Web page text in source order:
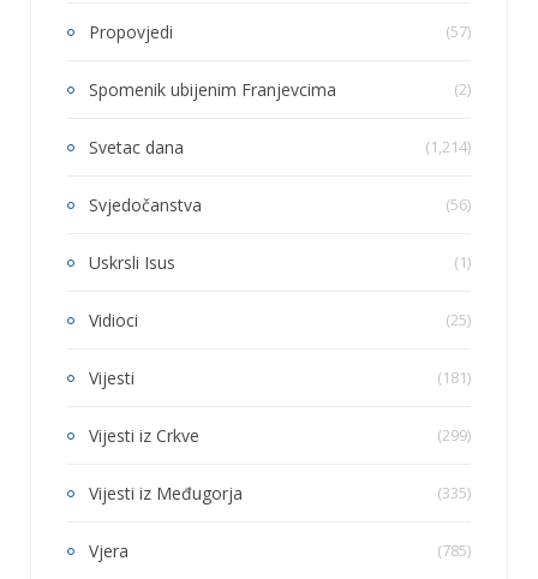
Propovjedi (57)
Spomenik ubijenim Franjevcima (2)
Svetac dana (1,214)
Svjedočanstva (56)
Uskrsli Isus (1)
Vidioci (25)
Vijesti (181)
Vijesti iz Crkve (299)
Vijesti iz Međugorja (335)
Vjera (785)